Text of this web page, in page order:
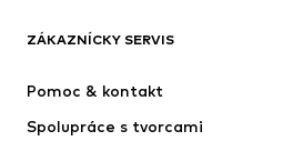
Nike Sportswear
ADIDAS PERFORMANCE
ZÁKAZNÍCKY SERVIS
Pomoc & kontakt
Spolupráce s tvorcami